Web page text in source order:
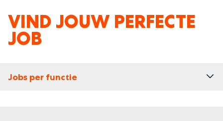
VIND JOUW PERFECTE
JOB
Jobs per functie